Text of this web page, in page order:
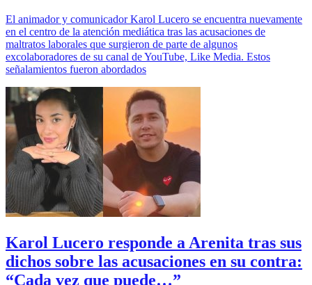
El animador y comunicador Karol Lucero se encuentra nuevamente
en el centro de la atención mediática tras las acusaciones de
maltratos laborales que surgieron de parte de algunos
excolaboradores de su canal de YouTube, Like Media. Estos
señalamientos fueron abordados
Karol Lucero responde a Arenita tras sus
dichos sobre las acusaciones en su contra:
“Cada vez que puede…”